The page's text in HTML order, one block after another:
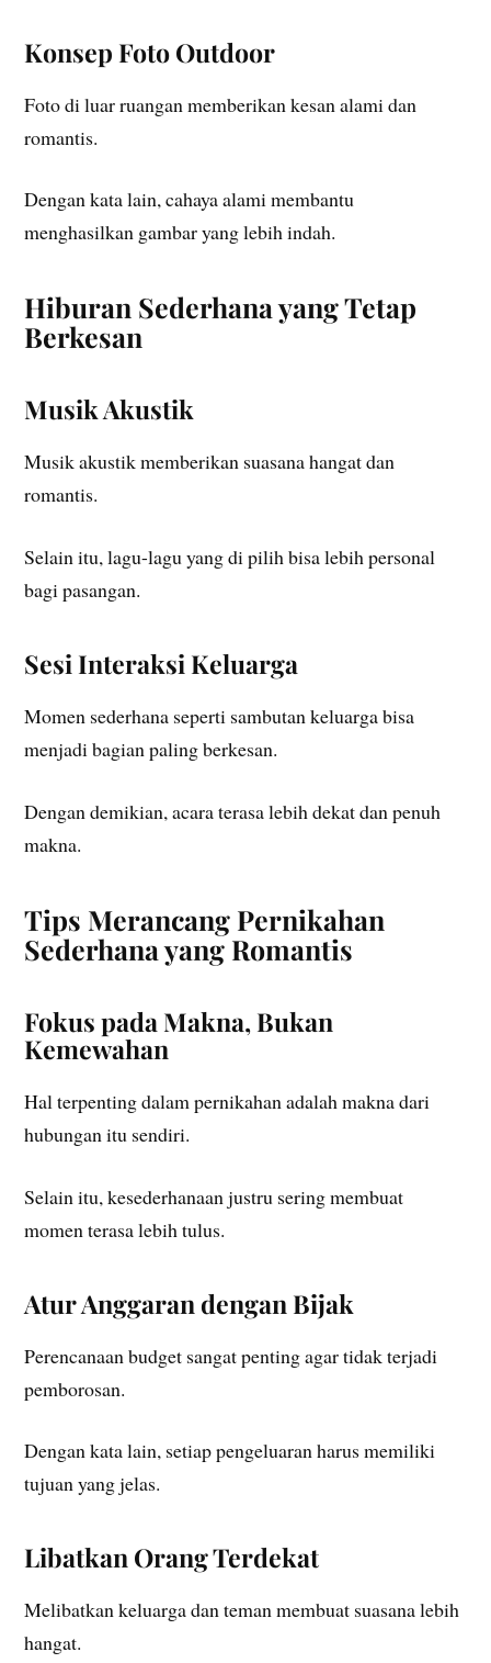
Konsep Foto Outdoor
Foto di luar ruangan memberikan kesan alami dan
romantis.
Dengan kata lain, cahaya alami membantu
menghasilkan gambar yang lebih indah.
Hiburan Sederhana yang Tetap
Berkesan
Musik Akustik
Musik akustik memberikan suasana hangat dan
romantis.
Selain itu, lagu-lagu yang di pilih bisa lebih personal
bagi pasangan.
Sesi Interaksi Keluarga
Momen sederhana seperti sambutan keluarga bisa
menjadi bagian paling berkesan.
Dengan demikian, acara terasa lebih dekat dan penuh
makna.
Tips Merancang Pernikahan
Sederhana yang Romantis
Fokus pada Makna, Bukan
Kemewahan
Hal terpenting dalam pernikahan adalah makna dari
hubungan itu sendiri.
Selain itu, kesederhanaan justru sering membuat
momen terasa lebih tulus.
Atur Anggaran dengan Bijak
Perencanaan budget sangat penting agar tidak terjadi
pemborosan.
Dengan kata lain, setiap pengeluaran harus memiliki
tujuan yang jelas.
Libatkan Orang Terdekat
Melibatkan keluarga dan teman membuat suasana lebih
hangat.